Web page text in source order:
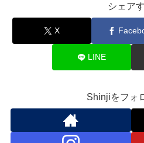
シェア
X
LINE
Shinjiをフォ